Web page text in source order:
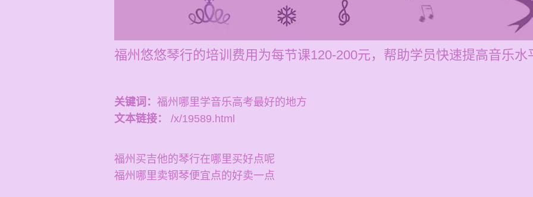
福州悠悠琴行的培训费用为每节课120-200元，帮助学员快速提高音乐水
关键词： 福州哪里学音乐高考最好的地方
文本链接：
/x/19589.html
福州买吉他的琴行在哪里买好点呢
福州哪里卖钢琴便宜点的好卖一点